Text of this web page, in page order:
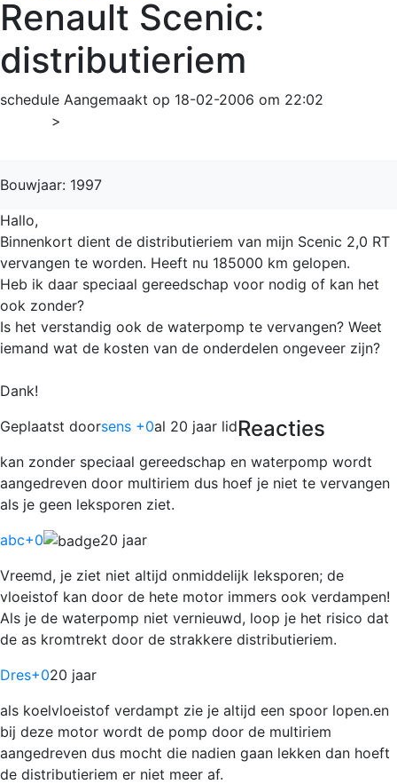
Renault Scenic:
distributieriem
schedule Aangemaakt op 18-02-2006 om 22:02
>
Bouwjaar: 1997
Hallo,
Binnenkort dient de distributieriem van mijn Scenic 2,0 RT
vervangen te worden. Heeft nu 185000 km gelopen.
Heb ik daar speciaal gereedschap voor nodig of kan het
ook zonder?
Is het verstandig ook de waterpomp te vervangen? Weet
iemand wat de kosten van de onderdelen ongeveer zijn?
Dank!
Geplaatst doorsens +0al 20 jaar lidReacties
kan zonder speciaal gereedschap en waterpomp wordt
aangedreven door multiriem dus hoef je niet te vervangen
als je geen leksporen ziet.
abc+0
20 jaar
Vreemd, je ziet niet altijd onmiddelijk leksporen; de
vloeistof kan door de hete motor immers ook verdampen!
Als je de waterpomp niet vernieuwd, loop je het risico dat
de as kromtrekt door de strakkere distributieriem.
Dres+020 jaar
als koelvloeistof verdampt zie je altijd een spoor lopen.en
bij deze motor wordt de pomp door de multiriem
aangedreven dus mocht die nadien gaan lekken dan hoeft
de distributieriem er niet meer af.